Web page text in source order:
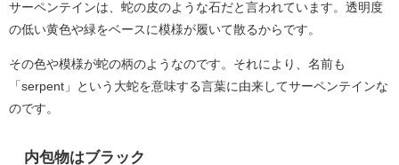
サーペンテインは、蛇の皮のような石だと言われています。透明度
の低い黄色や緑をベースに模様が履いて散るからです。
その色や模様が蛇の柄のようなのです。それにより、名前も
「serpent」という大蛇を意味する言葉に由来してサーペンテインな
のです。
内包物はブラック